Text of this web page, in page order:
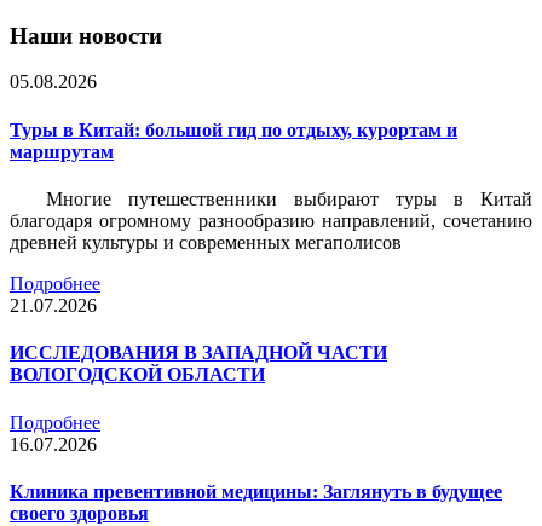
Наши новости
05.08.2026
Туры в Китай: большой гид по отдыху, курортам и
маршрутам
Многие путешественники выбирают туры в Китай
благодаря огромному разнообразию направлений, сочетанию
древней культуры и современных мегаполисов
Подробнее
21.07.2026
ИССЛЕДОВАНИЯ В ЗАПАДНОЙ ЧАСТИ
ВОЛОГОДСКОЙ ОБЛАСТИ
Подробнее
16.07.2026
Клиника превентивной медицины: Заглянуть в будущее
своего здоровья